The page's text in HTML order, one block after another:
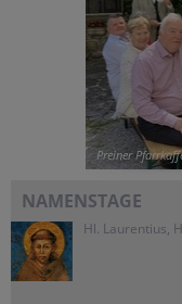
Preiner
NAMENSTAGE
Hl. Laurentius,